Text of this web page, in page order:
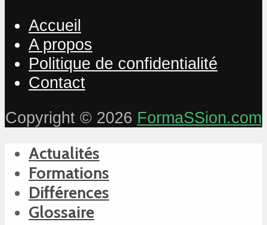
Accueil
A propos
Politique de confidentialité
Contact
Copyright © 2026 FormaSSion.com
Actualités
Formations
Différences
Glossaire